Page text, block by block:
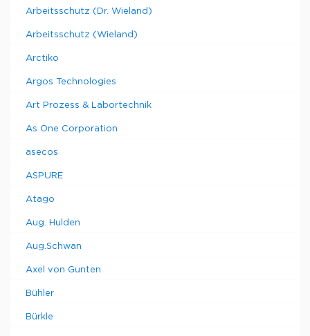
Arbeitsschutz (Dr. Wieland)
Arbeitsschutz (Wieland)
Arctiko
Argos Technologies
Art Prozess & Labortechnik
As One Corporation
asecos
ASPURE
Atago
Aug. Hulden
Aug.Schwan
Axel von Gunten
Bühler
Bürkle